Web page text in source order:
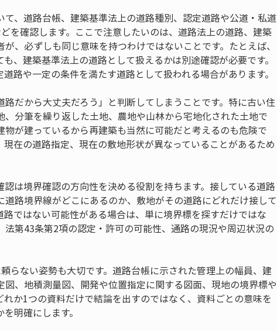
、道路台帳、建築基準法上の道路種別、認定道路や公道・私道
を確認します。ここで注意したいのは、道路法上の道路、建築
、必ずしも同じ意味を持つわけではないことです。たとえば、
、建築基準法上の道路として扱えるかは別途確認が必要です。
路や一定の条件を満たす道路として扱われる場合があります。
だから大丈夫だろう」と判断してしまうことです。特に古い住
分筆を繰り返した土地、農地や山林から宅地化された土地で
が建っているから再建築も当然に可能だと考えるのも危険で
在の道路指定、現在の敷地形状が異なっていることがあるため
は境界確認の方向性を決める役割を持ちます。接している道路
路境界線がどこにあるのか、敷地がその道路にどれだけ接して
ではない可能性がある場合は、単に境界標を探すだけではな
第43条第2項の認定・許可の可能性、通路の現況や周辺状況の
らない姿勢も大切です。道路台帳に示された管理上の幅員、建
、地積測量図、開発や位置指定に関する図面、現地の境界標や
か1つの資料だけで結論を出すのではなく、資料ごとの意味を
明確にします。